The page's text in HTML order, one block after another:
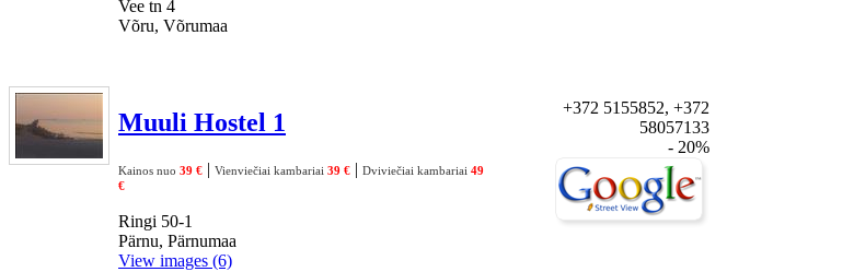
Vee tn 4
Võru, Võrumaa
Muuli Hostel 1
Kainos nuo 39 € | Vienviečiai kambariai 39 € | Dviviečiai kambariai 49
€
Ringi 50-1
Pärnu, Pärnumaa
+372 5155852, +372
58057133
- 20%
View images (6)